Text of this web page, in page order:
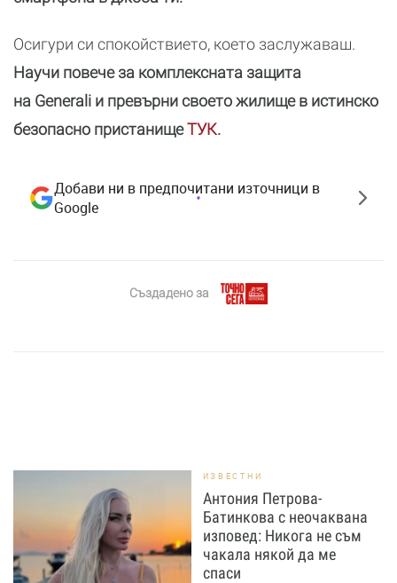
Осигури си спокойствието, което заслужаваш.
Научи повече за комплексната защита
на Generali и превърни своето жилище в истинско
безопасно пристанищеТУК.
Добави ни в предпочитани източници в
Google
Създадено за
ИЗВЕСТНИ
Антония Петрова-
Батинкова с неочаквана
изповед: Никога не съм
чакала някой да ме
спаси